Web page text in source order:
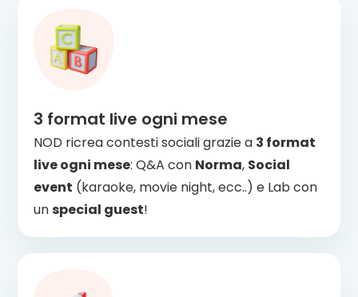
3 format live ogni mese
NOD ricrea contesti sociali grazie a 3 format
live ogni mese: Q&A con Norma, Social
event (karaoke, movie night, ecc..) e Lab con
unspecial guest!